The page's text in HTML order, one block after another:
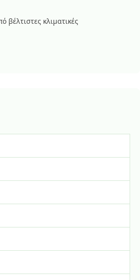
κλιματικές